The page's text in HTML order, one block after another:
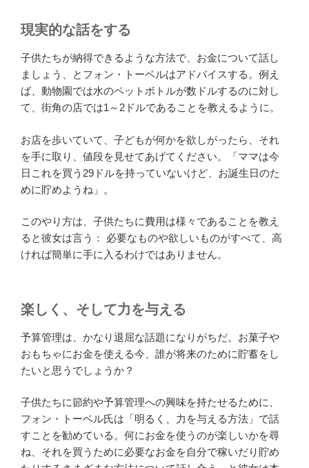
現実的な話をする
子供たちが納得できるような方法で、お金について話し
ましょう、とフォン・トーベルはアドバイスする。例え
ば、動物園では水のペットボトルが数ドルするのに対し
て、街角の店では1～2ドルであることを教えるように。
お店を歩いていて、子どもが何かを欲しがったら、それ
を手に取り、値段を見せてあげてください。「ママは今
日これを買う29ドルを持っていないけど、お誕生日のた
めに貯めようね」。
このやり方は、子供たちに費用は様々であることを教え
ると彼女は言う： 必要なものや欲しいものがすべて、高
ければ簡単に手に入るわけではありません。
楽しく、そして力を与える
予算管理は、かなり退屈な話題になりがちだ。お菓子や
おもちゃにお金を使える今、誰が将来のために貯蓄をし
たいと思うでしょうか？
子供たちに節約や予算管理への興味を持たせるために、
フォン・トーベル氏は「明るく、力を与える方法」で話
すことを勧めている。何にお金を使うのが楽しいかを尋
ね、それを買うために必要なお金を自分で稼いだり貯め